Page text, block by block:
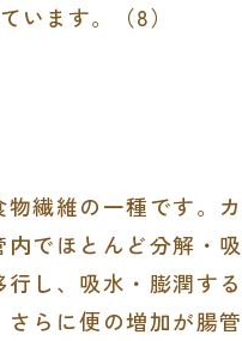
います。（8）
繊維の一種です。カ
でほとんど分解・吸
し、吸水・膨潤する
らに便の増加が腸管